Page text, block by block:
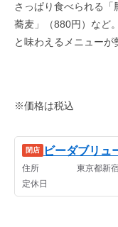
さっぱり食べられる
蕎麦」（880円）など
と味わえるメニューが
※価格は税込